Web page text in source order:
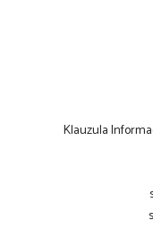
Klauzula